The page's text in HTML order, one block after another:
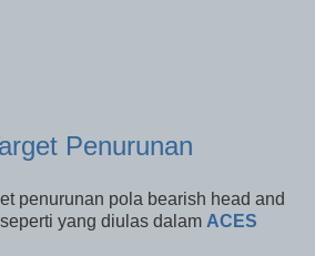
Penurunan
penurunan pola bearish head and
yang diulas dalam ACES